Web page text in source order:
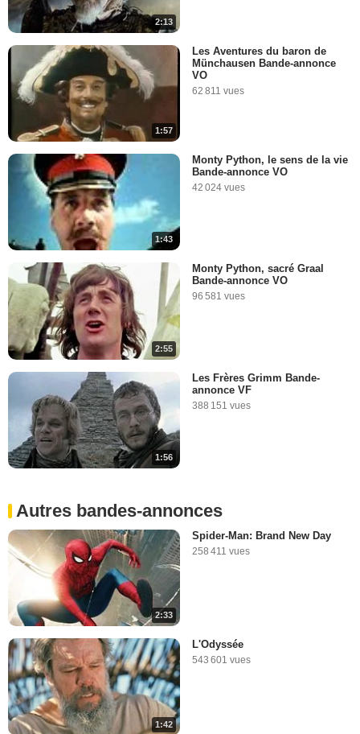
2:13
1:57
Les Aventures du baron de
Münchausen Bande-annonce
VO
62 811 vues
1:43
Monty Python, le sens de la vie
Bande-annonce VO
42 024 vues
2:55
Monty Python, sacré Graal
Bande-annonce VO
96 581 vues
1:56
Les Frères Grimm Bande-
annonce VF
388 151 vues
Autres bandes-annonces
2:33
Spider-Man: Brand New Day
258 411 vues
1:42
L'Odyssée
543 601 vues